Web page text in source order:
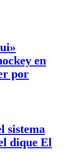
en
por
sistema
dique El